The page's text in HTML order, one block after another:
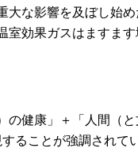
大な影響を及ぼし始
効果ガスはますま
の健康」＋「人間（
ることが強調されて